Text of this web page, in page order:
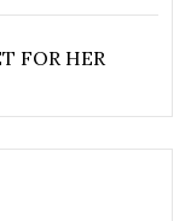
FOR HER